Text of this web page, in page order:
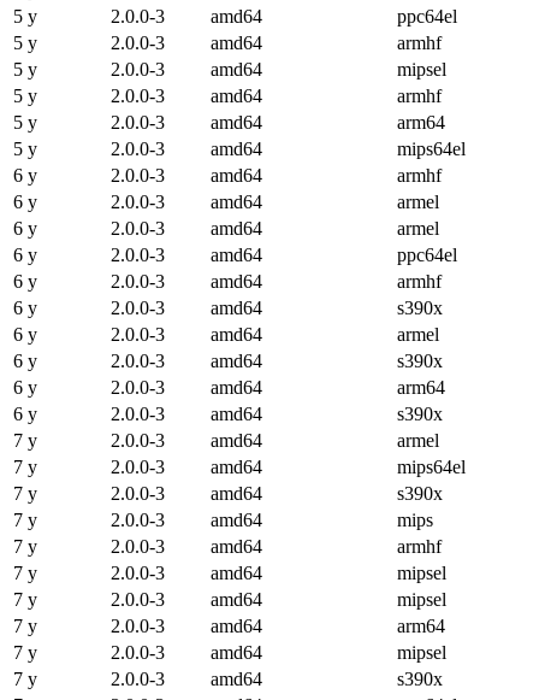
5 y
2.0.0-3 amd64
ppc64el
5 y
2.0.0-3 amd64
armhf
5 y
2.0.0-3 amd64
mipsel
5 y
2.0.0-3 amd64
armhf
5 y
2.0.0-3 amd64
arm64
5 y
2.0.0-3 amd64
mips64el
6 y
2.0.0-3 amd64
armhf
6 y
2.0.0-3 amd64
armel
6 y
2.0.0-3 amd64
armel
6 y
2.0.0-3 amd64
ppc64el
6 y
2.0.0-3 amd64
armhf
6 y
2.0.0-3 amd64
s390x
6 y
2.0.0-3 amd64
armel
6 y
2.0.0-3 amd64
s390x
6 y
2.0.0-3 amd64
arm64
6 y
2.0.0-3 amd64
s390x
7 y
2.0.0-3 amd64
armel
7 y
2.0.0-3 amd64
mips64el
7 y
2.0.0-3 amd64
s390x
7 y
2.0.0-3 amd64
mips
7 y
2.0.0-3 amd64
armhf
7 y
2.0.0-3 amd64
mipsel
7 y
2.0.0-3 amd64
mipsel
7 y
2.0.0-3 amd64
arm64
7 y
2.0.0-3 amd64
mipsel
7 y
2.0.0-3 amd64
s390x